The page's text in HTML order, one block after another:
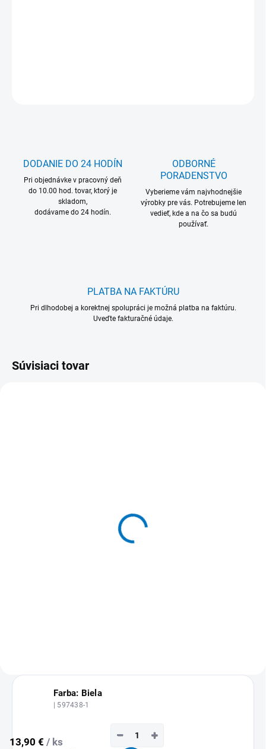
DODANIE DO 24 HODÍN
Pri objednávke v pracovný deň
do 10.00 hod. tovar, ktorý je
skladom,
dodávame do 24 hodín.
ODBORNÉ
PORADENSTVO
Vyberieme vám najvhodnejšie
výrobky pre vás. Potrebujeme len
vedieť, kde a na čo sa budú
používať.
PLATBA NA FAKTÚRU
Pri dlhodobej a korektnej spolupráci je možná platba na faktúru.
Uveďte fakturačné údaje.
Súvisiaci tovar
Farba: Biela
| 597438-1
13,90 € / ks +
−